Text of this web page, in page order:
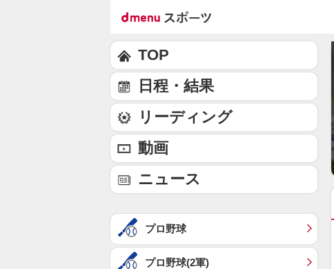
TOP
日程・結果
リーディング
動画
ニュース
プロ野球
プロ野球(2軍)